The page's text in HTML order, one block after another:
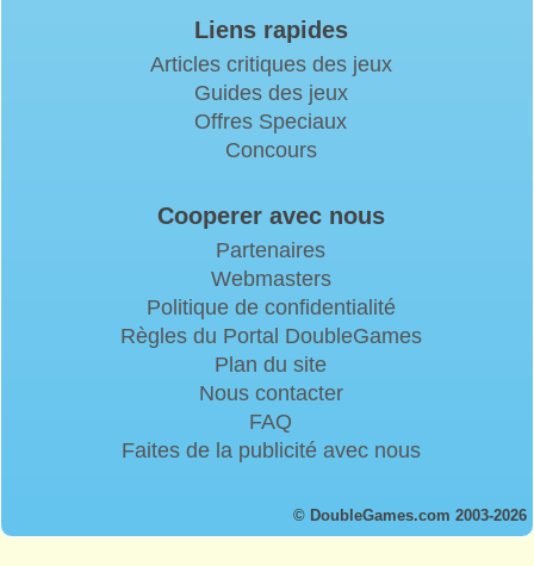
Liens rapides
Articles critiques des jeux
Guides des jeux
Offres Speciaux
Concours
Cooperer avec nous
Partenaires
Webmasters
Politique de confidentialité
Règles du Portal DoubleGames
Plan du site
Nous contacter
FAQ
Faites de la publicité avec nous
© DoubleGames.com 2003-2026